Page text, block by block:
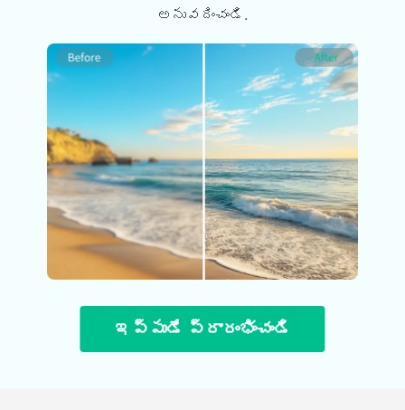
అనువదించండి.
ఇప్పుడే ప్రారంభించండి